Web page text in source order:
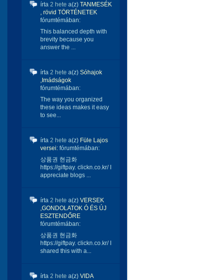
írta 2 hete a(z) TANMESÉK
, rövid TÖRTÉNETEK
fórumtémában:
This balanced depth with
brevity because you
answer the ...
írta 2 hete a(z) Sóhajok
,Imádságok
fórumtémában:
The way you organized
these ideas makes it easy
to see...
írta 2 hete a(z) Füle Lajos
versei: fórumtémában:
상품권 현금화
https://giftpay. clickn.co.kr/ I
appreciate blogs ...
írta 2 hete a(z) VERSEK
,GONDOLATOK Ó ÉS ÚJ
ESZTENDŐRE
fórumtémában:
상품권 현금화
https://giftpay. clickn.co.kr/ I
shared this with a...
írta 2 hete a(z) VIDA